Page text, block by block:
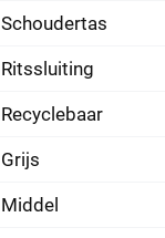
Schoudertas
Ritssluiting
Recyclebaar
Grijs
Middel